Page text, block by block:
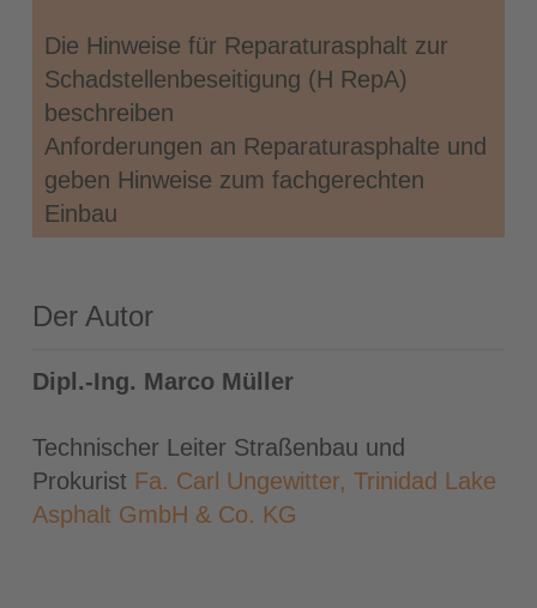
Die Hinweise für Reparaturasphalt zur
Schadstellenbeseitigung (H RepA)
beschreiben
Anforderungen an Reparaturasphalte und
geben Hinweise zum fachgerechten
Einbau
Der Autor
Dipl.-Ing. Marco Müller
Technischer Leiter Straßenbau und
Prokurist Fa. Carl Ungewitter, Trinidad Lake
Asphalt GmbH & Co. KG